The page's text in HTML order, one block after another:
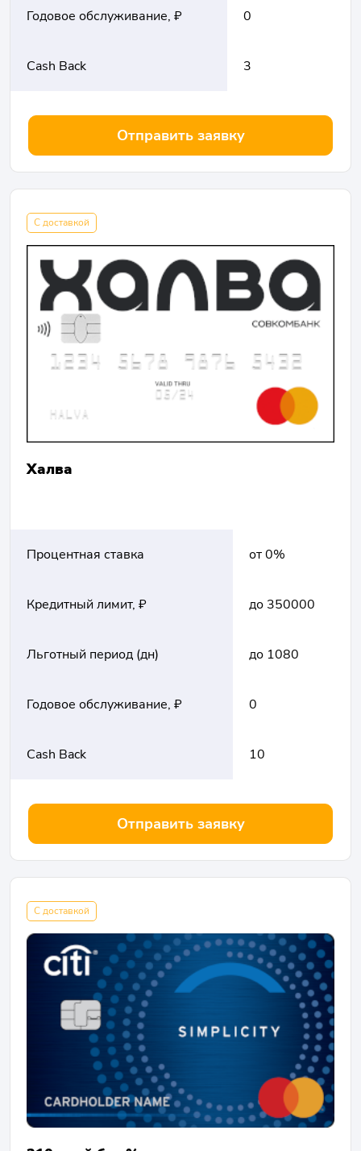
Годовое обслуживание, ₽ 0
Cash Back 3
Отправить заявку
С доставкой
Халва
Процентная ставка от 0%
Кредитный лимит, ₽ до 350000
Льготный период (дн) до 1080
Годовое обслуживание, ₽ 0
Cash Back 10
Отправить заявку
С доставкой